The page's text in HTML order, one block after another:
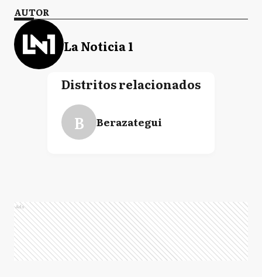
AUTOR
La Noticia 1
Distritos relacionados
B Berazategui
Ads